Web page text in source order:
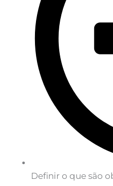
Definir o que são